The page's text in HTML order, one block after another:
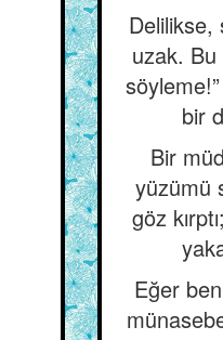
Delilikse,
uzak.
bir
Bir
yüzümü
göz
Eğer